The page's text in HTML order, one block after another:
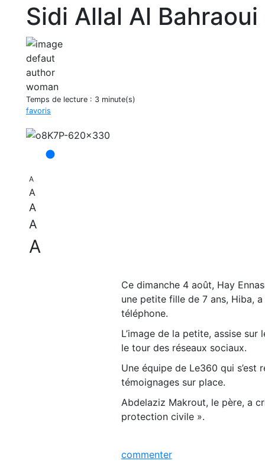
Sidi Allal Al
Temps de lecture : 3 minute(s)
favoris
A
A
A
A
A
Ce dimanche 4 août, Hay
une petite fille de 7 ans, Hiba,
téléphone.
L’image de la petite, assise
le tour des réseaux sociaux.
Une équipe de Le360 qui s’est
témoignages sur place.
Abdelaziz Makrout, le père, a
protection civile ».
commenter